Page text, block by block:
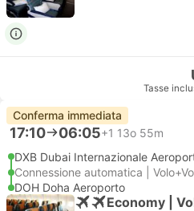
Tasse
Conferma immediata
17:10 06:05+1 13o 55m
DXB Dubai Internazionale
Connessione automatica |
DOH Doha Aeroporto
Economy |